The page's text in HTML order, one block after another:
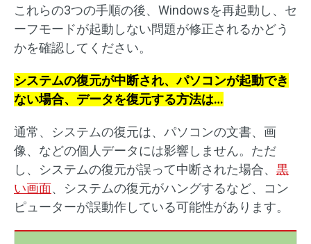
これらの3つの手順の後、Windowsを再起動し、セ
ーフモードが起動しない問題が修正されるかどう
かを確認してください。
システムの復元が中断され、パソコンが起動でき
ない場合、データを復元する方法は…
通常、システムの復元は、パソコンの文書、画
像、などの個人データには影響しません。ただ
し、システムの復元が誤って中断された場合、 黒
い画面、システムの復元がハングするなど、コン
ピューターが誤動作している可能性があります。